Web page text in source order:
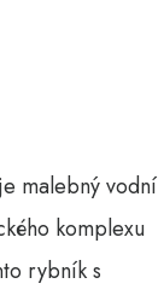
malebný vodní
komplexu
rybník s